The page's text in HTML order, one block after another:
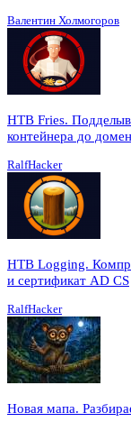
Валентин Холмогоров
HTB Fries.
контейнера до
RalfHacker
HTB Logging.
и сертификат AD CS
RalfHacker
Новая мапа.